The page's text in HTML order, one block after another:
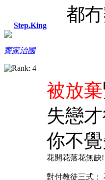
Step.King
齊家治國
都
被放棄
失戀
你不
花開花落花無缺!
對付教徒三式：